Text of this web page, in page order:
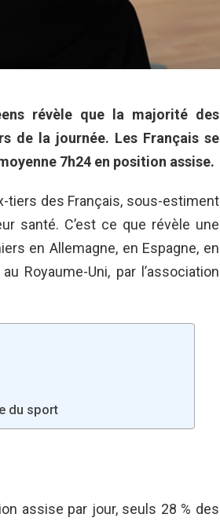
révèle que la majorité des
de la journée. Les Français se
7h24 en position assise.
tiers des Français, sous-estiment
santé. C’est ce que révèle une
en Allemagne, en Espagne, en
Royaume-Uni, par l’association
du sport
assise par jour, seuls 28 % des